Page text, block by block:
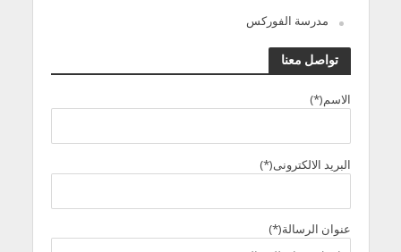
مدرسة الفوركس
تواصل معنا
الاسم(*)
البريد الالكترونى(*)
عنوان الرسالة(*)